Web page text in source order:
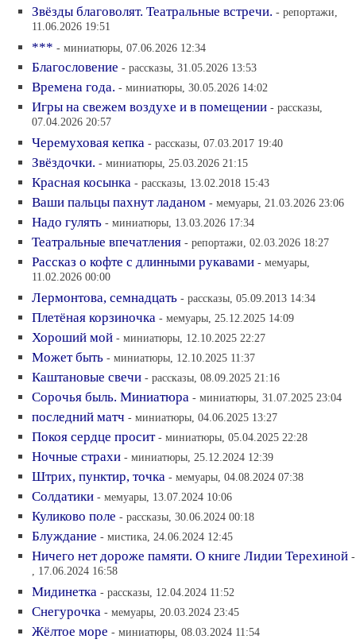
Звёзды благоволят. Театральные встречи. - репортажи,
11.06.2026 19:51
*** - миниатюры, 07.06.2026 12:34
Благословение - рассказы, 31.05.2026 13:53
Времена года. - миниатюры, 30.05.2026 14:02
Игры на свежем воздухе и в помещении - рассказы,
07.04.2026 20:57
Черемуховая кепка - рассказы, 07.03.2017 19:40
Звёздочки. - миниатюры, 25.03.2026 21:15
Красная косынка - рассказы, 13.02.2018 15:43
Ваши пальцы пахнут ладаном - мемуары, 21.03.2026 23:06
Надо гулять - миниатюры, 13.03.2026 17:34
Театральные впечатления - репортажи, 02.03.2026 18:27
Рассказ о кофте с длинными рукавами - мемуары,
11.02.2026 00:00
Лермонтова, семнадцать - рассказы, 05.09.2013 14:34
Плетёная корзиночка - мемуары, 25.12.2025 14:09
Хороший мой - миниатюры, 12.10.2025 22:27
Может быть - миниатюры, 12.10.2025 11:37
Каштановые свечи - рассказы, 08.09.2025 21:16
Сорочья быль. Миниатюра - миниатюры, 31.07.2025 23:04
последний матч - миниатюры, 04.06.2025 13:27
Покоя сердце просит - миниатюры, 05.04.2025 22:28
Ночные страхи - миниатюры, 25.12.2024 12:39
Штрих, пунктир, точка - мемуары, 04.08.2024 07:38
Солдатики - мемуары, 13.07.2024 10:06
Куликово поле - рассказы, 30.06.2024 00:18
Блуждание - мистика, 24.06.2024 12:45
Ничего нет дороже памяти. О книге Лидии Терехиной -
, 17.06.2024 16:58
Мидинетка - рассказы, 12.04.2024 11:52
Снегурочка - мемуары, 20.03.2024 23:45
Жёлтое море - миниатюры, 08.03.2024 11:54